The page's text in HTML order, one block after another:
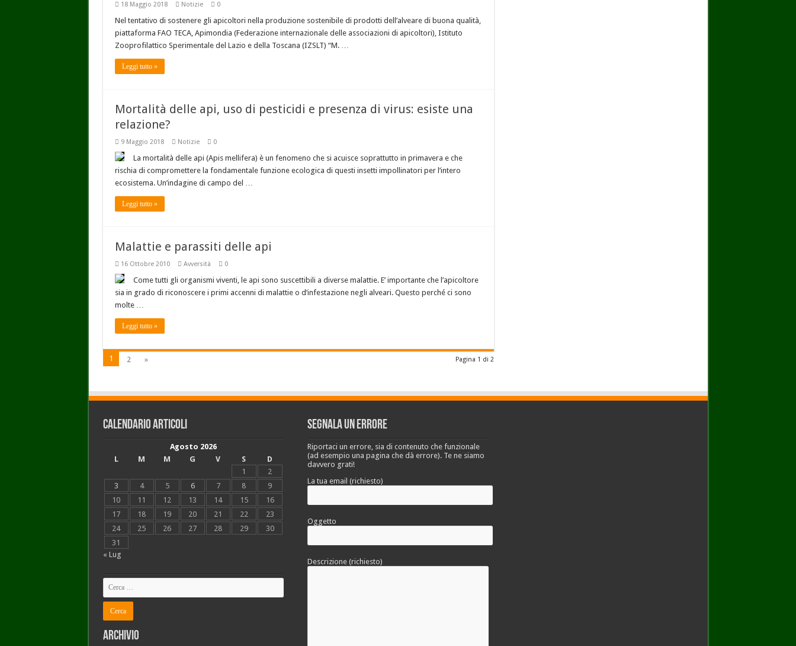
18 Maggio 2018 Notizie 0
Nel tentativo di sostenere gli apicoltori nella produzione sostenibile di prodotti dell’alveare di buona qualità,
piattaforma FAO TECA, Apimondia (Federazione internazionale delle associazioni di apicoltori), Istituto
Zooprofilattico Sperimentale del Lazio e della Toscana (IZSLT) “M. …
Leggi tutto »
Mortalità delle api, uso di pesticidi e presenza di virus: esiste una
relazione?
9 Maggio 2018 Notizie 0
La mortalità delle api (Apis mellifera) è un fenomeno che si acuisce soprattutto in primavera e che
rischia di compromettere la fondamentale funzione ecologica di questi insetti impollinatori per l’intero
ecosistema. Un’indagine di campo del …
Leggi tutto »
Malattie e parassiti delle api
16 Ottobre 2010 Avversità 0
Come tutti gli organismi viventi, le api sono suscettibili a diverse malattie. E’ importante che l’apicoltore
sia in grado di riconoscere i primi accenni di malattie o d’infestazione negli alveari. Questo perché ci sono
molte …
Leggi tutto »
Pagina 1 di 2
1 2 »
Calendario articoli
Agosto 2026
L
M M G V S
D
1
2
3
4 5 6 7 8
9
10
11 12 13 14 15
16
17
18 19 20 21 22
23
24
25 26 27 28 29
30
31
« Lug
Archivio
Segnala un errore
Riportaci un errore, sia di contenuto che funzionale
(ad esempio una pagina che dà errore). Te ne siamo
davvero grati!
La tua email (richiesto)
Oggetto
Descrizione (richiesto)